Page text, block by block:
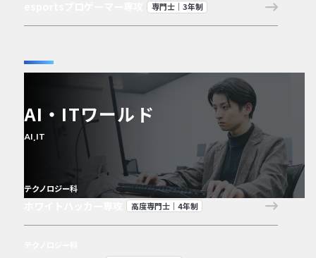
専門士｜3年制
AI・ITワールド
AI,IT
テクノロジー科
高度専門士｜4年制